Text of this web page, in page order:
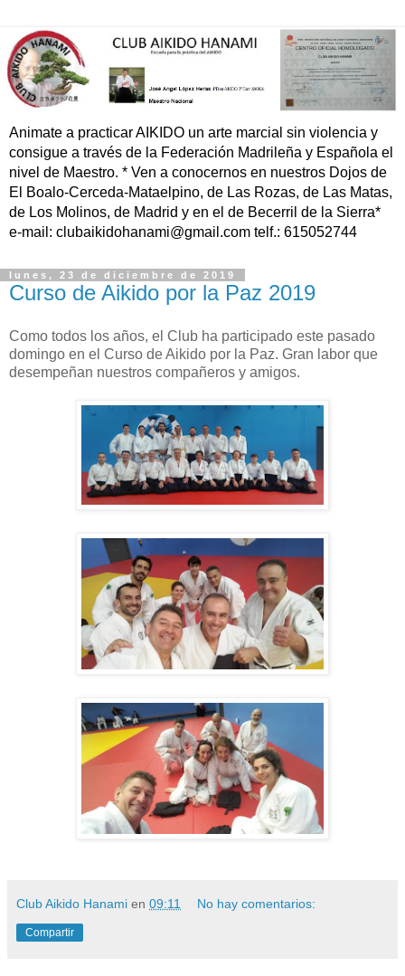
Animate a practicar AIKIDO un arte marcial sin violencia y
consigue a través de la Federación Madrileña y Española el
nivel de Maestro. * Ven a conocernos en nuestros Dojos de
El Boalo-Cerceda-Mataelpino, de Las Rozas, de Las Matas,
de Los Molinos, de Madrid y en el de Becerril de la Sierra*
e-mail: clubaikidohanami@gmail.com telf.: 615052744
lunes, 23 de diciembre de 2019
Curso de Aikido por la Paz 2019
Como todos los años, el Club ha participado este pasado
domingo en el Curso de Aikido por la Paz. Gran labor que
desempeñan nuestros compañeros y amigos.
Club Aikido Hanami en 09:11 No hay comentarios:
Compartir